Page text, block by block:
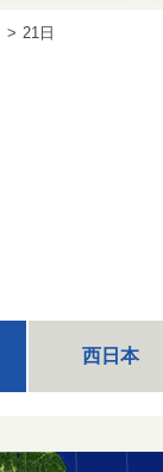
21日
西日本